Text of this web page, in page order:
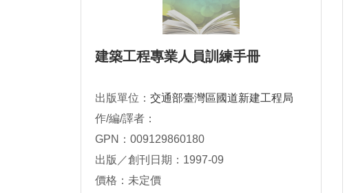
建築工程專業人員訓練手冊
出版單位： 交通部臺灣區國道新建工程局
作/編/譯者：
GPN：009129860180
出版／創刊日期：1997-09
價格：未定價